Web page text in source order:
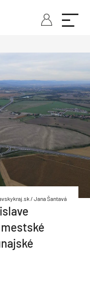
/ Jana Šantavá